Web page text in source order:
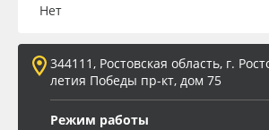
Нет
344111, Ростовская область, г.
летия Победы пр-кт, дом 75
Режим работы